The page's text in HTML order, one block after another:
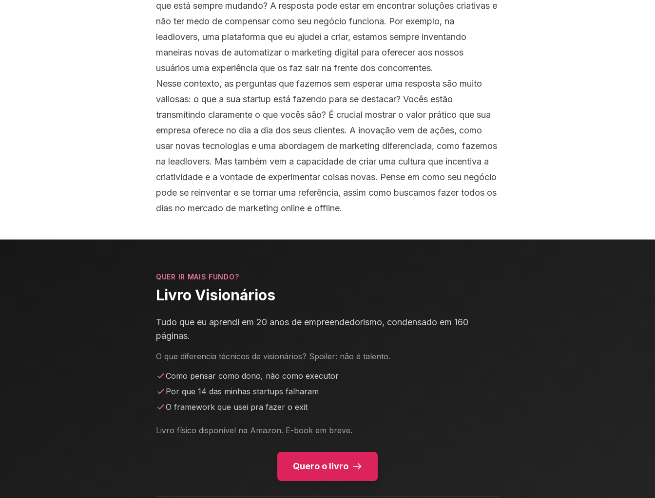
que está sempre mudando? A resposta pode estar em encontrar soluções criativas e
não ter medo de compensar como seu negócio funciona. Por exemplo, na
leadlovers, uma plataforma que eu ajudei a criar, estamos sempre inventando
maneiras novas de automatizar o marketing digital para oferecer aos nossos
usuários uma experiência que os faz sair na frente dos concorrentes.
Nesse contexto, as perguntas que fazemos sem esperar uma resposta são muito
valiosas: o que a sua startup está fazendo para se destacar? Vocês estão
transmitindo claramente o que vocês são? É crucial mostrar o valor prático que sua
empresa oferece no dia a dia dos seus clientes. A inovação vem de ações, como
usar novas tecnologias e uma abordagem de marketing diferenciada, como fazemos
na leadlovers. Mas também vem a capacidade de criar uma cultura que incentiva a
criatividade e a vontade de experimentar coisas novas. Pense em como seu negócio
pode se reinventar e se tornar uma referência, assim como buscamos fazer todos os
dias no mercado de marketing online e offline.
QUER IR MAIS FUNDO?
Livro Visionários
Tudo que eu aprendi em 20 anos de empreendedorismo, condensado em 160
páginas.
O que diferencia técnicos de visionários? Spoiler: não é talento.
Como pensar como dono, não como executor
Por que 14 das minhas startups falharam
O framework que usei pra fazer o exit
Livro físico disponível na Amazon. E-book em breve.
Quero o livro